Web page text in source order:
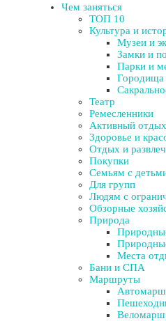
Чем заняться
ТОП 10
Культура и
Музеи и
Замки и
Парки и
Городища
Театр
Ремесленники
Активный
Здоровье и
Отдых и
Покупки
Семьям с
Для групп
Людям с
Обзорные
Природа
Места
Бани и СПА
Маршруты